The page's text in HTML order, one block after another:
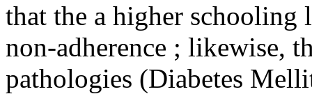
that the a higher schooling
non-adherence ; likewise,
pathologies (Diabetes